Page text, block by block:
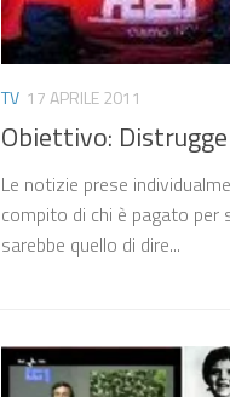
TV 17 APRILE 2011
Obiettivo:
Le notizie prese
compito di chi è pagato per
sarebbe quello di dire...